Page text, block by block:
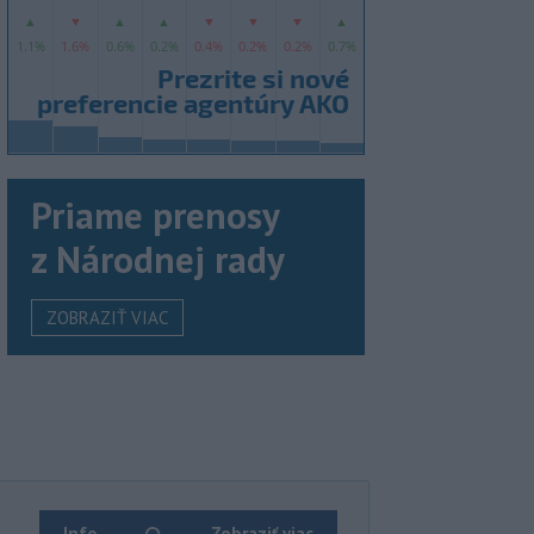
Priame prenosy
z Národnej rady
ZOBRAZIŤ VIAC